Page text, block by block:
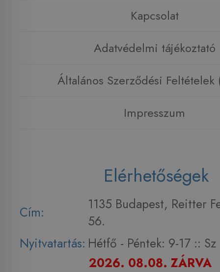
Kapcsolat
Adatvédelmi tájékoztató
Általános Szerződési Feltételek
Impresszum
Elérhetőségek
Cím:
1135 Budapest, Reitter
56.
Nyitvatartás: Hétfő - Péntek: 9-17 :: Sz
2026. 08.08. ZÁRVA